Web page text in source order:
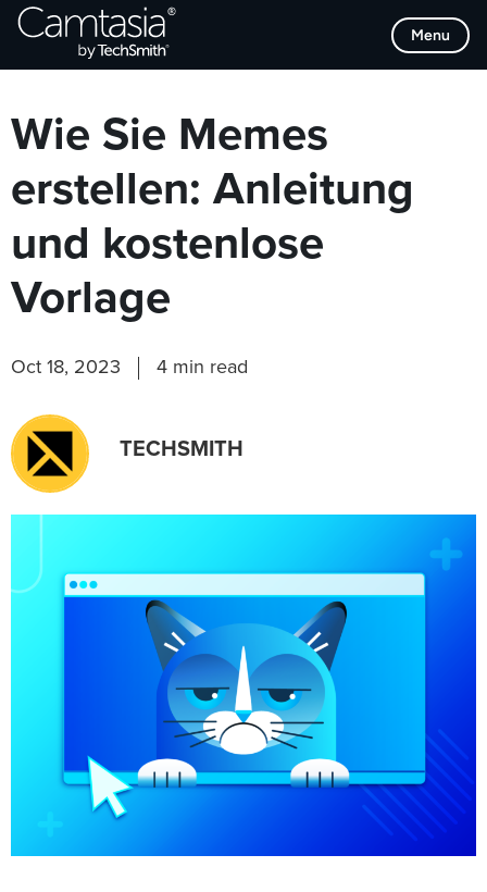
Direkt
zum
Menu
Browse Categories
Wie Sie Memes
erstellen: Anleitung
und kostenlose
Vorlage
Oct 18, 2023 4 min read
TECHSMITH